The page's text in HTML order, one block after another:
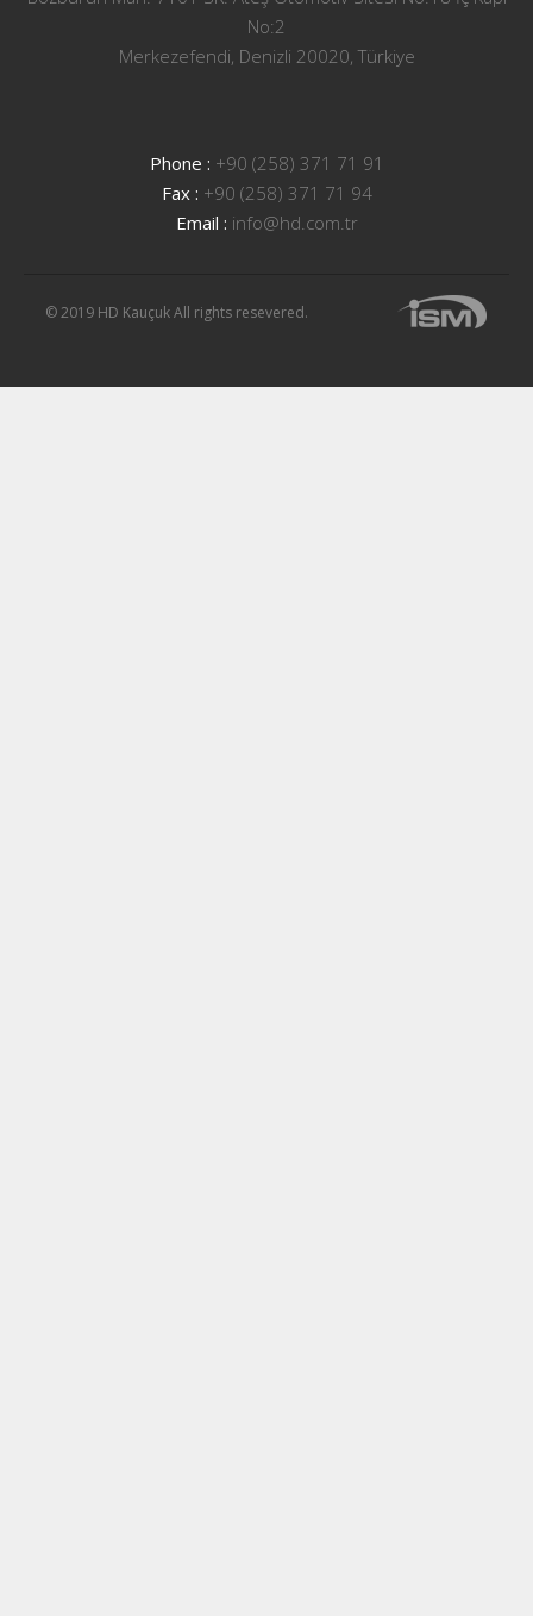
No:2
Merkezefendi, Denizli 20020, Türkiye
Phone : +90 (258) 371 71 91
Fax : +90 (258) 371 71 94
Email : info@hd.com.tr
© 2019 HD Kauçuk All rights resevered.